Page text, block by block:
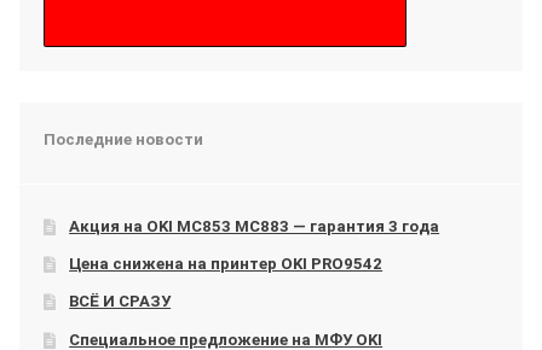
Последние новости
Акция на OKI МС853 МС883 — гарантия 3 года
Цена снижена на принтер OKI PRO9542
ВСЁ И СРАЗУ
Специальное предложение на МФУ OKI